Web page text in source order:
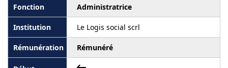
Administratrice
Le Logis social scrl
Rémunéré